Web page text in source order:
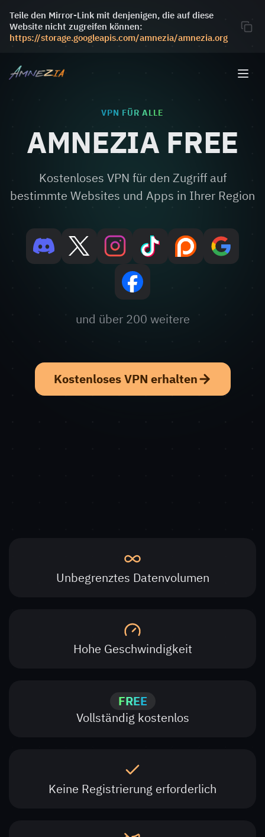
Teile den Mirror-Link mit denjenigen, die auf diese
Website nicht zugreifen können:
https://storage.googleapis.com/amnezia/amnezia.org
VPN FÜR ALLE
AMNEZIA FREE
Kostenloses VPN für den Zugriff auf
bestimmte Websites und Apps in Ihrer Region
und über 200 weitere
Kostenloses VPN erhalten
Unbegrenztes Datenvolumen
Hohe Geschwindigkeit
FREE
Vollständig kostenlos
Keine Registrierung erforderlich